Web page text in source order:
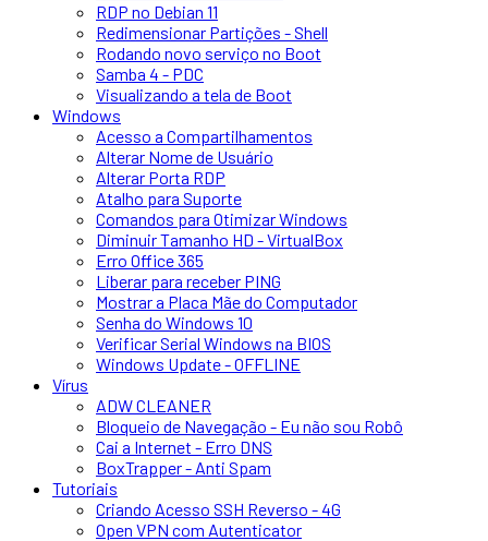
RDP no Debian 11
Redimensionar Partições - Shell
Rodando novo serviço no Boot
Samba 4 - PDC
Visualizando a tela de Boot
Windows
Acesso a Compartilhamentos
Alterar Nome de Usuário
Alterar Porta RDP
Atalho para Suporte
Comandos para Otimizar Windows
Diminuir Tamanho HD - VirtualBox
Erro Office 365
Liberar para receber PING
Mostrar a Placa Mãe do Computador
Senha do Windows 10
Verificar Serial Windows na BIOS
Windows Update - OFFLINE
Vírus
ADW CLEANER
Bloqueio de Navegação - Eu não sou Robô
Cai a Internet - Erro DNS
BoxTrapper - Anti Spam
Tutoriais
Criando Acesso SSH Reverso - 4G
Open VPN com Autenticator